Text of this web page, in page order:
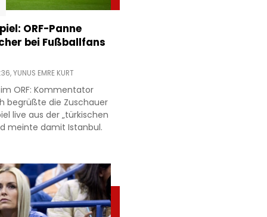
ORF-Panne
bei Fußballfans
YUNUS EMRE KURT
ORF: Kommentator
begrüßte die Zuschauer
live aus der „türkischen
meinte damit Istanbul.